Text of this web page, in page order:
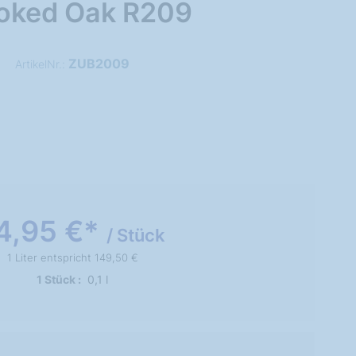
Oak R209
ArtikelNr.: ZUB2009
€* / Stück
1 Liter entspricht 149,50 €
1 Stück 0,1 l